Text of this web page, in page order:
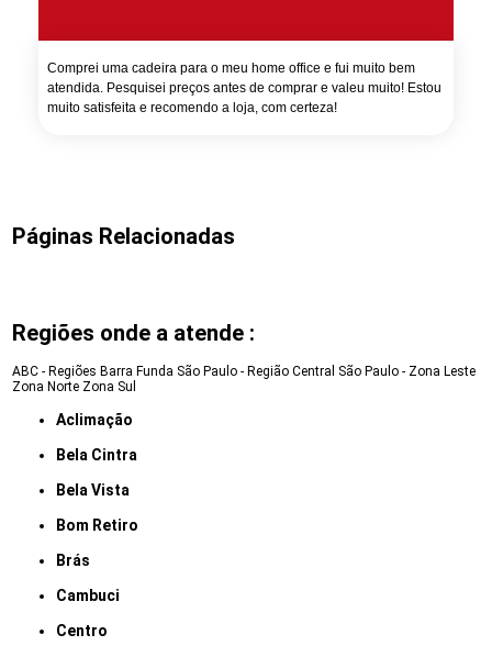
Comprei uma cadeira para o meu home office e fui muito bem
atendida. Pesquisei preços antes de comprar e valeu muito! Estou
muito satisfeita e recomendo a loja, com certeza!
Páginas Relacionadas
Regiões onde a atende :
ABC - Regiões Barra Funda São Paulo - Região Central São Paulo - Zona Leste
Zona Norte Zona Sul
Aclimação
Bela Cintra
Bela Vista
Bom Retiro
Brás
Cambuci
Centro